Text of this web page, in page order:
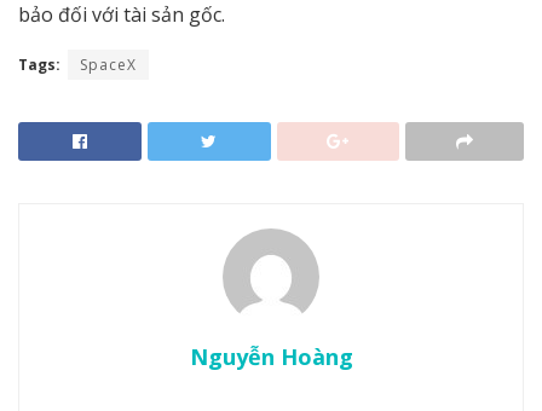
bảo đối với tài sản gốc.
Tags: SpaceX
Nguyễn Hoàng